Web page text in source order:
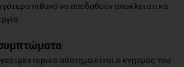
πιθανό να αποδοθούν αποκλειστικά
σύστημα είναι ο κνησμός του